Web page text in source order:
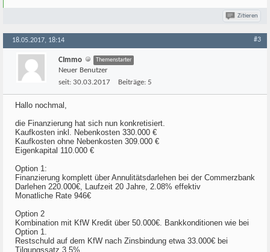
Zitieren
18.05.2017, 18:14 #3
CImmo Themenstarter
Neuer Benutzer
seit: 30.03.2017 Beiträge: 5
Hallo nochmal,
die Finanzierung hat sich nun konkretisiert.
Kaufkosten inkl. Nebenkosten 330.000 €
Kaufkosten ohne Nebenkosten 309.000 €
Eigenkapital 110.000 €
Option 1:
Finanzierung komplett über Annulitätsdarlehen bei der Commerzbank
Darlehen 220.000€, Laufzeit 20 Jahre, 2.08% effektiv
Monatliche Rate 946€
Option 2
Kombination mit KfW Kredit über 50.000€. Bankkonditionen wie bei
Option 1.
Restschuld auf dem KfW nach Zinsbindung etwa 33.000€ bei
Tilgungssatz 3,5%